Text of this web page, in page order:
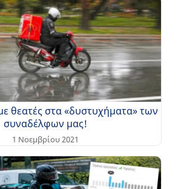
θεατές στα «δυστυχήματα» των
συναδέλφων μας!
1 Νοεμβρίου 2021